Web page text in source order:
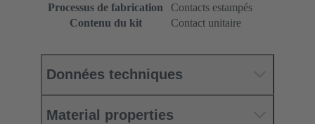
Processus de fabrication
Contacts estampés
Contenu du kit
Contact unitaire
Données techniques
Material properties